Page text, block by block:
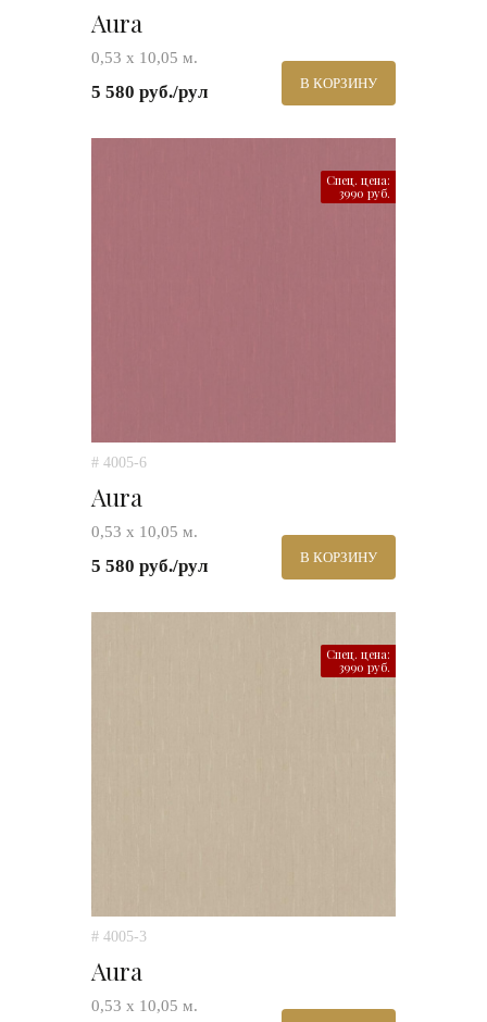
Aura
0,53 х 10,05 м.
5 580 руб./рул В КОРЗИНУ
Спец. цена:
3990 руб.
# 4005-6
Aura
0,53 х 10,05 м.
5 580 руб./рул В КОРЗИНУ
Спец. цена:
3990 руб.
# 4005-3
Aura
0,53 х 10,05 м.